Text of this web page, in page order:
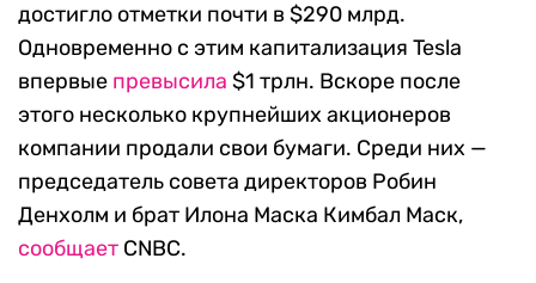
достигло отметки почти в $290 млрд.
Одновременно с этим капитализация Tesla
впервые превысила $1 трлн. Вскоре после
этого несколько крупнейших акционеров
компании продали свои бумаги. Среди них —
председатель совета директоров Робин
Денхолм и брат Илона Маска Кимбал Маск,
сообщает CNBC.